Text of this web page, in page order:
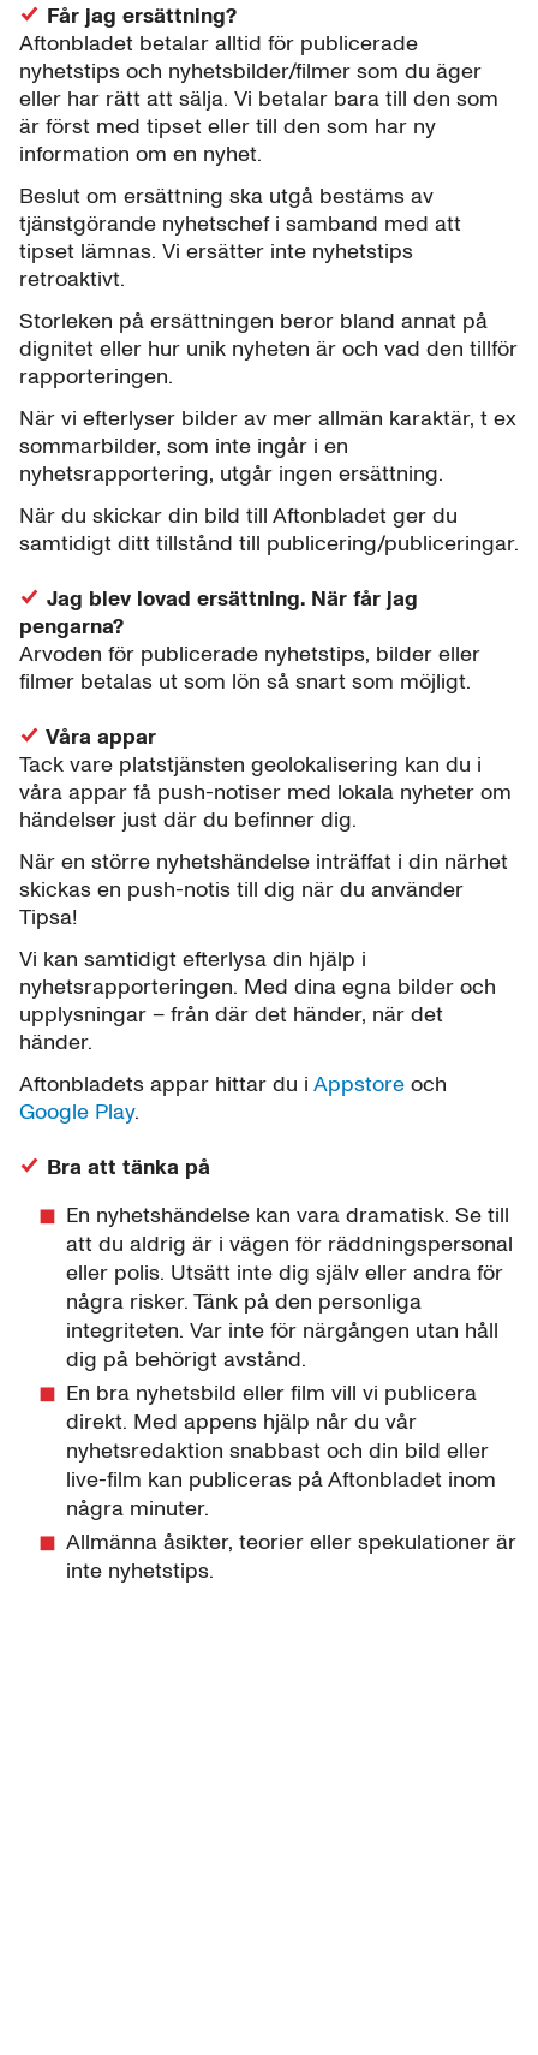
Får jag ersättning?
Aftonbladet betalar alltid för publicerade
nyhetstips och nyhetsbilder/filmer som du äger
eller har rätt att sälja. Vi betalar bara till den som
är först med tipset eller till den som har ny
information om en nyhet.
Beslut om ersättning ska utgå bestäms av
tjänstgörande nyhetschef i samband med att
tipset lämnas. Vi ersätter inte nyhetstips
retroaktivt.
Storleken på ersättningen beror bland annat på
dignitet eller hur unik nyheten är och vad den tillför
rapporteringen.
När vi efterlyser bilder av mer allmän karaktär, t ex
sommarbilder, som inte ingår i en
nyhetsrapportering, utgår ingen ersättning.
När du skickar din bild till Aftonbladet ger du
samtidigt ditt tillstånd till publicering/publiceringar.
Jag blev lovad ersättning. När får jag
pengarna?
Arvoden för publicerade nyhetstips, bilder eller
filmer betalas ut som lön så snart som möjligt.
Våra appar
Tack vare platstjänsten geolokalisering kan du i
våra appar få push-notiser med lokala nyheter om
händelser just där du befinner dig.
När en större nyhetshändelse inträffat i din närhet
skickas en push-notis till dig när du använder
Tipsa!
Vi kan samtidigt efterlysa din hjälp i
nyhetsrapporteringen. Med dina egna bilder och
upplysningar – från där det händer, när det
händer.
Aftonbladets appar hittar du i Appstore och
Google Play.
Bra att tänka på
En nyhetshändelse kan vara dramatisk. Se till
att du aldrig är i vägen för räddningspersonal
eller polis. Utsätt inte dig själv eller andra för
några risker. Tänk på den personliga
integriteten. Var inte för närgången utan håll
dig på behörigt avstånd.
En bra nyhetsbild eller film vill vi publicera
direkt. Med appens hjälp når du vår
nyhetsredaktion snabbast och din bild eller
live-film kan publiceras på Aftonbladet inom
några minuter.
Allmänna åsikter, teorier eller spekulationer är
inte nyhetstips.